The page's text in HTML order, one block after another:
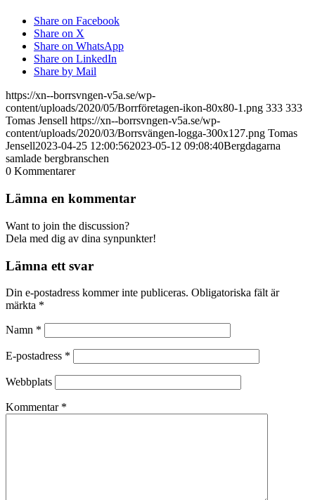
Share on Facebook
Share on X
Share on WhatsApp
Share on LinkedIn
Share by Mail
https://xn--borrsvngen-v5a.se/wp-
content/uploads/2020/05/Borrföretagen-ikon-80x80-1.png 333 333
Tomas Jensell https://xn--borrsvngen-v5a.se/wp-
content/uploads/2020/03/Borrsvängen-logga-300x127.png Tomas
Jensell2023-04-25 12:00:562023-05-12 09:08:40Bergdagarna
samlade bergbranschen
0 Kommentarer
Lämna en kommentar
Want to join the discussion?
Dela med dig av dina synpunkter!
Lämna ett svar
Din e-postadress kommer inte publiceras. Obligatoriska fält är
märkta *
Namn *
E-postadress *
Webbplats
Kommentar *